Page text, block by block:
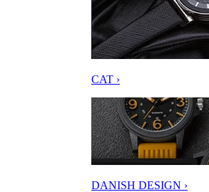
CAT ›
DANISH DESIGN ›